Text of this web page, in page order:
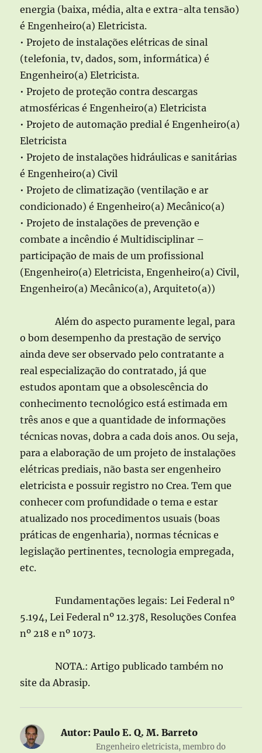
energia (baixa, média, alta e extra-alta tensão)
é Engenheiro(a) Eletricista.
• Projeto de instalações elétricas de sinal
(telefonia, tv, dados, som, informática) é
Engenheiro(a) Eletricista.
• Projeto de proteção contra descargas
atmosféricas é Engenheiro(a) Eletricista
• Projeto de automação predial é Engenheiro(a)
Eletricista
• Projeto de instalações hidráulicas e sanitárias
é Engenheiro(a) Civil
• Projeto de climatização (ventilação e ar
condicionado) é Engenheiro(a) Mecânico(a)
• Projeto de instalações de prevenção e
combate a incêndio é Multidisciplinar –
participação de mais de um profissional
(Engenheiro(a) Eletricista, Engenheiro(a) Civil,
Engenheiro(a) Mecânico(a), Arquiteto(a))
Além do aspecto puramente legal, para
o bom desempenho da prestação de serviço
ainda deve ser observado pelo contratante a
real especialização do contratado, já que
estudos apontam que a obsolescência do
conhecimento tecnológico está estimada em
três anos e que a quantidade de informações
técnicas novas, dobra a cada dois anos. Ou seja,
para a elaboração de um projeto de instalações
elétricas prediais, não basta ser engenheiro
eletricista e possuir registro no Crea. Tem que
conhecer com profundidade o tema e estar
atualizado nos procedimentos usuais (boas
práticas de engenharia), normas técnicas e
legislação pertinentes, tecnologia empregada,
etc.
Fundamentações legais: Lei Federal nº
5.194, Lei Federal nº 12.378, Resoluções Confea
nº 218 e nº 1073.
NOTA.: Artigo publicado também no
site da Abrasip.
Autor: Paulo E. Q. M. Barreto
Engenheiro eletricista, membro do